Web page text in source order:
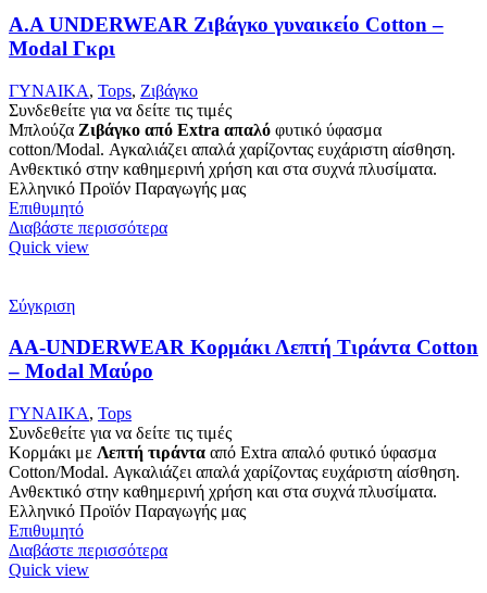
Α.A UNDERWEAR Ζιβάγκο γυναικείο Cotton –
Modal Γκρι
ΓΥΝΑΙΚΑ, Tops, Ζιβάγκο
Συνδεθείτε για να δείτε τις τιμές
Μπλούζα Ζιβάγκο από Extra απαλό φυτικό ύφασμα
cotton/Modal. Αγκαλιάζει απαλά χαρίζοντας ευχάριστη αίσθηση.
Ανθεκτικό στην καθημερινή χρήση και στα συχνά πλυσίματα.
Ελληνικό Προϊόν Παραγωγής μας
Επιθυμητό
Διαβάστε περισσότερα
Quick view
Σύγκριση
AA-UNDERWEAR Κορμάκι Λεπτή Τιράντα Cotton
– Modal Μαύρο
ΓΥΝΑΙΚΑ, Tops
Συνδεθείτε για να δείτε τις τιμές
Κορμάκι με Λεπτή τιράντα από Extra απαλό φυτικό ύφασμα
Cotton/Modal. Αγκαλιάζει απαλά χαρίζοντας ευχάριστη αίσθηση.
Ανθεκτικό στην καθημερινή χρήση και στα συχνά πλυσίματα.
Ελληνικό Προϊόν Παραγωγής μας
Επιθυμητό
Διαβάστε περισσότερα
Quick view